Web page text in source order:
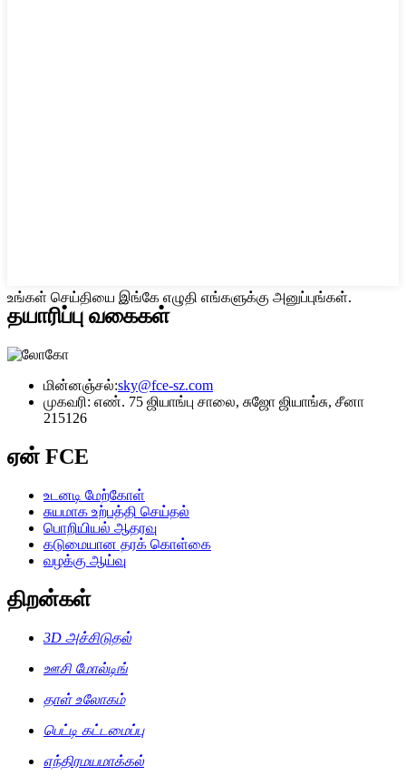
உங்கள் செய்தியை இங்கே எழுதி எங்களுக்கு அனுப்புங்கள்.
தயாரிப்பு வகைகள்
மின்னஞ்சல்:sky@fce-sz.com
முகவரி: எண். 75 ஜியாங்பு சாலை, சுஜோ ஜியாங்சு, சீனா
215126
ஏன் FCE
உடனடி மேற்கோள்
சுயமாக உற்பத்தி செய்தல்
பொறியியல் ஆதரவு
கடுமையான தரக் கொள்கை
வழக்கு ஆய்வு
திறன்கள்
3D அச்சிடுதல்
ஊசி மோல்டிங்
தாள் உலோகம்
பெட்டி கட்டமைப்பு
எந்திரமயமாக்கல்